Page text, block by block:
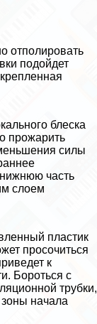
отполировать
подойдет
блеска
прожарить
силы
часть
слоем
пластик
просочиться
к
Бороться с
трубки,
зоны начала